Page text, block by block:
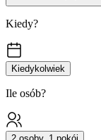
Kiedy?
Kiedykolwiek
Ile osób?